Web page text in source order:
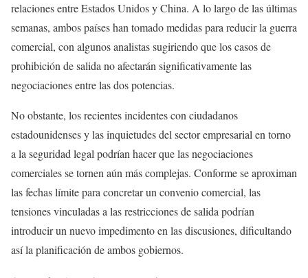
relaciones entre Estados Unidos y China. A lo largo de las últimas
semanas, ambos países han tomado medidas para reducir la guerra
comercial, con algunos analistas sugiriendo que los casos de
prohibición de salida no afectarán significativamente las
negociaciones entre las dos potencias.
No obstante, los recientes incidentes con ciudadanos
estadounidenses y las inquietudes del sector empresarial en torno
a la seguridad legal podrían hacer que las negociaciones
comerciales se tornen aún más complejas. Conforme se aproximan
las fechas límite para concretar un convenio comercial, las
tensiones vinculadas a las restricciones de salida podrían
introducir un nuevo impedimento en las discusiones, dificultando
así la planificación de ambos gobiernos.